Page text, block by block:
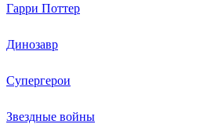
Гарри Поттер
Динозавр
Супергерои
Звездные войны